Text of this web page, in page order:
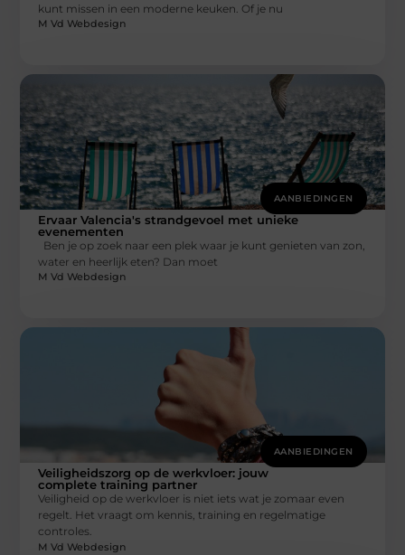
kunt missen in een moderne keuken. Of je nu
M Vd Webdesign
AANBIEDINGEN
Ervaar Valencia's strandgevoel met unieke
evenementen
Ben je op zoek naar een plek waar je kunt genieten van zon,
water en heerlijk eten? Dan moet
M Vd Webdesign
AANBIEDINGEN
Veiligheidszorg op de werkvloer: jouw
complete training partner
Veiligheid op de werkvloer is niet iets wat je zomaar even
regelt. Het vraagt om kennis, training en regelmatige
controles.
M Vd Webdesign